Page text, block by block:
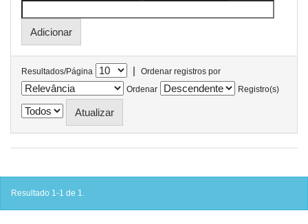
Resultados/Página |
Ordenar registros por
Ordenar
Registro(s)
Resultado 1-1 de 1.